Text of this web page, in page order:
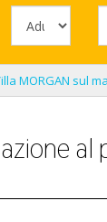
MORGAN sul